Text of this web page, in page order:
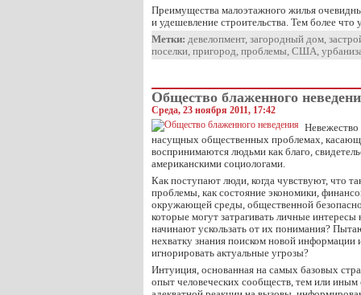
Преимущества малоэтажного жилья
и удешевление строительства. Тем более
Метки: девелопмент, загородный дом,
поселки, пригород, проблемы, США,
Общество блаженного
Среда, 23 ноября 2011, 17:42
насущных общественных проблемах,
воспринимаются людьми как благо,
американскими социологами.
Как поступают люди, когда чувствуют, что
проблемы, как состояние экономики,
окружающей среды, общественной
которые могут затрагивать личные
начинают ускользать от их понимания?
нехватку знания поиском новой информации
игнорировать актуальные угрозы?
Интуиция, основанная на самых базовых
опыт человеческих сообществ, тем или